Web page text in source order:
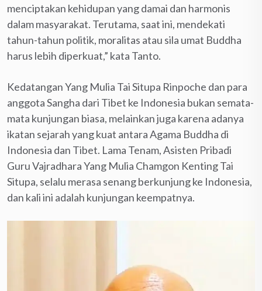
menciptakan kehidupan yang damai dan harmonis
dalam masyarakat. Terutama, saat ini, mendekati
tahun-tahun politik, moralitas atau sila umat Buddha
harus lebih diperkuat,” kata Tanto.
Kedatangan Yang Mulia Tai Situpa Rinpoche dan para
anggota Sangha dari Tibet ke Indonesia bukan semata-
mata kunjungan biasa, melainkan juga karena adanya
ikatan sejarah yang kuat antara Agama Buddha di
Indonesia dan Tibet. Lama Tenam, Asisten Pribadi
Guru Vajradhara Yang Mulia Chamgon Kenting Tai
Situpa, selalu merasa senang berkunjung ke Indonesia,
dan kali ini adalah kunjungan keempatnya.